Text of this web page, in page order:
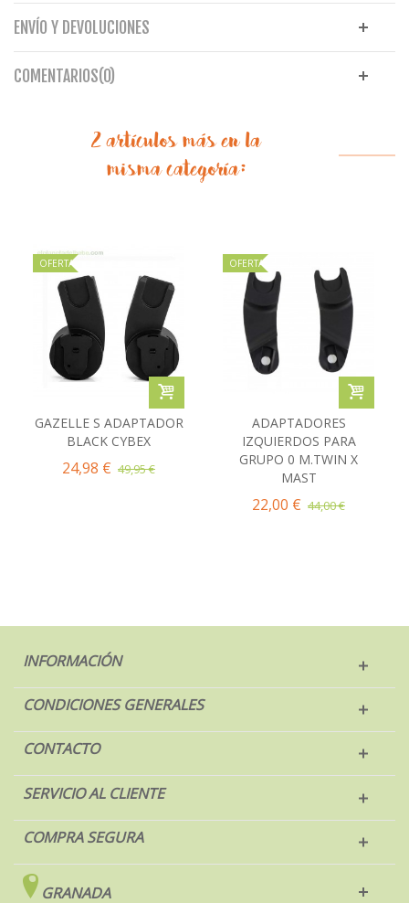
ENVÍO Y DEVOLUCIONES
COMENTARIOS(0)
2 artículos más en la
misma categoría:
OFERTA
GAZELLE S ADAPTADOR
BLACK CYBEX
24,98 € 49,95 €
OFERTA
ADAPTADORES
IZQUIERDOS PARA
GRUPO 0 M.TWIN X
MAST
22,00 € 44,00 €
INFORMACIÓN
CONDICIONES GENERALES
CONTACTO
SERVICIO AL CLIENTE
COMPRA SEGURA
GRANADA